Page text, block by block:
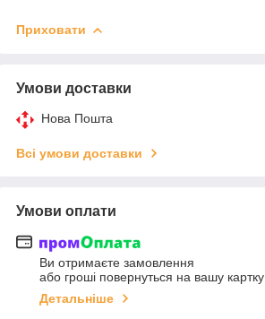
Приховати
Умови доставки
Нова Пошта
Всі умови доставки
Умови оплати
Ви отримаєте замовлення
або гроші повернуться на вашу картку
Детальніше